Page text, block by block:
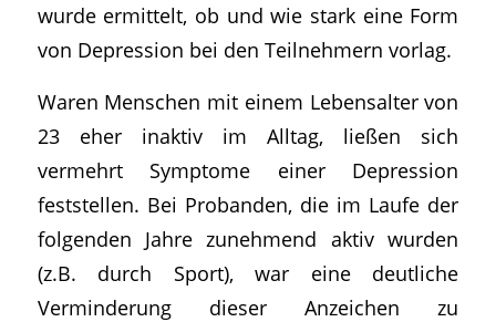
wurde ermittelt, ob und wie stark eine Form
von Depression bei den Teilnehmern vorlag.
Waren Menschen mit einem Lebensalter von
23 eher inaktiv im Alltag, ließen sich
vermehrt Symptome einer Depression
feststellen. Bei Probanden, die im Laufe der
folgenden Jahre zunehmend aktiv wurden
(z.B. durch Sport), war eine deutliche
Verminderung dieser Anzeichen zu